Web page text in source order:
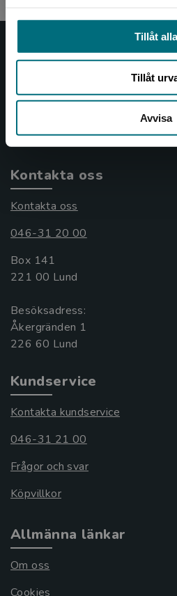
Tillåt alla
Tillåt
Avvisa
Nypon och Vilja
och öppnar dörren till nya
Nypon och Vilja förlag är en
Kontakta oss
Kontakta oss
046-31 20 00
Box 141
221 00 Lund
Besöksadress:
Åkergränden 1
Kundservice
Kontakta kundservice
046-31 21 00
Frågor och svar
Köpvillkor
Allmänna länkar
Om oss
Cookies